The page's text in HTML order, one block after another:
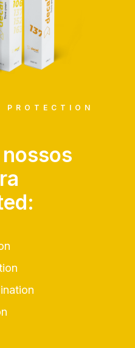
PROTECTION